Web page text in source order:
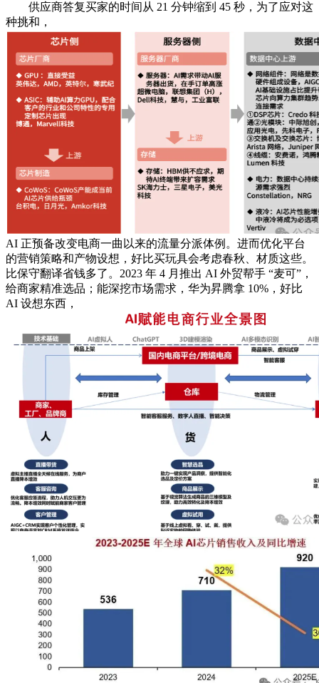
供应商答复买家的时间从 21 分钟缩到 45 秒，为了应对这
种挑和，
AI 正预备改变电商一曲以来的流量分派体例。进而优化平台
的营销策略和产物设想，好比买玩具会考虑春秋、材质这些。
比保守翻译省钱多了。2023 年 4 月推出 AI 外贸帮手 “麦可”，
给商家精准选品；能深挖市场需求，华为昇腾拿 10%，好比
AI 设想东西，